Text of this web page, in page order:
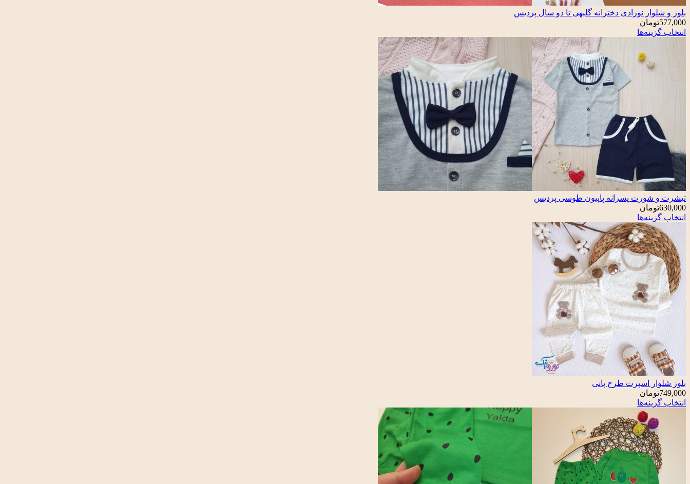
بلوز و شلوار نوزادی دخترانه گلبهی تا دو سال پردیس
577,000تومان
انتخاب گزینه‌ها
تیشرت و شورت پسرانه پاپیون طوسی پردیس
630,000تومان
انتخاب گزینه‌ها
بلوز شلوار اسپرت طرح پانی
749,000تومان
انتخاب گزینه‌ها